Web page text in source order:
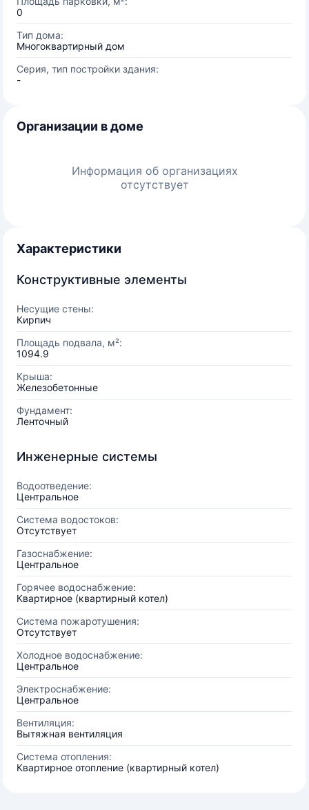
0
Тип дома:
Многоквартирный дом
Серия, тип постройки здания:
-
Организации в доме
Информация об организациях
отсутствует
Характеристики
Конструктивные элементы
Несущие стены:
Кирпич
Площадь подвала, м²:
1094.9
Крыша:
Железобетонные
Фундамент:
Ленточный
Инженерные системы
Водоотведение:
Центральное
Система водостоков:
Отсутствует
Газоснабжение:
Центральное
Горячее водоснабжение:
Квартирное (квартирный котел)
Система пожаротушения:
Отсутствует
Холодное водоснабжение:
Центральное
Электроснабжение:
Центральное
Вентиляция:
Вытяжная вентиляция
Система отопления:
Квартирное отопление (квартирный котел)